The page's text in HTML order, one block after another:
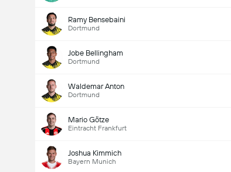
Ramy Bensebaini
Dortmund
Jobe Bellingham
Dortmund
Waldemar Anton
Dortmund
Mario Götze
Eintracht Frankfurt
Joshua Kimmich
Bayern Munich